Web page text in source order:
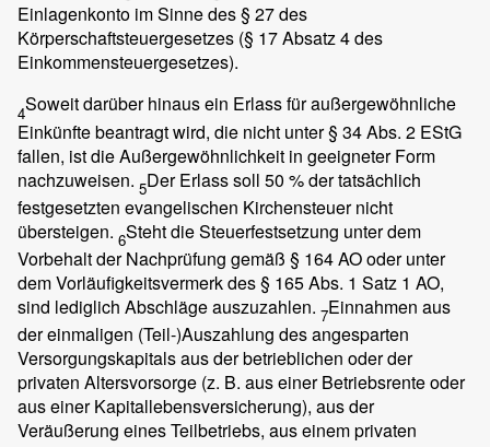
Einlagenkonto im Sinne des § 27 des
Körperschaftsteuergesetzes (§ 17 Absatz 4 des
Einkommensteuergesetzes).
4Soweit darüber hinaus ein Erlass für außergewöhnliche
Einkünfte beantragt wird, die nicht unter § 34 Abs. 2 EStG
fallen, ist die Außergewöhnlichkeit in geeigneter Form
nachzuweisen. 5Der Erlass soll 50 % der tatsächlich
festgesetzten evangelischen Kirchensteuer nicht
übersteigen. 6Steht die Steuerfestsetzung unter dem
Vorbehalt der Nachprüfung gemäß § 164 AO oder unter
dem Vorläufigkeitsvermerk des § 165 Abs. 1 Satz 1 AO,
sind lediglich Abschläge auszuzahlen. 7Einnahmen aus
der einmaligen (Teil-)Auszahlung des angesparten
Versorgungskapitals aus der betrieblichen oder der
privaten Altersvorsorge (z. B. aus einer Betriebsrente oder
aus einer Kapitallebensversicherung), aus der
Veräußerung eines Teilbetriebs, aus einem privaten